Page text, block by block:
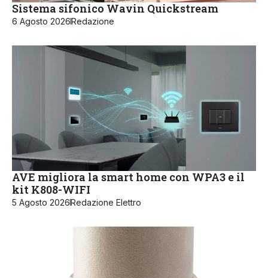
Sistema sifonico Wavin Quickstream
6 Agosto 2026Redazione
AVE migliora la smart home con WPA3 e il
kit K808-WIFI
5 Agosto 2026Redazione Elettro